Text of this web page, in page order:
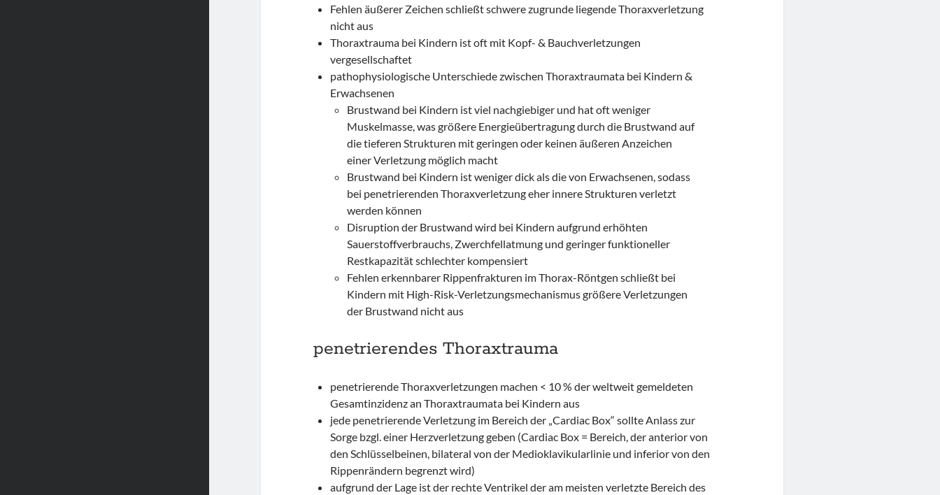
Fehlen äußerer Zeichen schließt schwere zugrunde liegende Thoraxverletzung
nicht aus
Thoraxtrauma bei Kindern ist oft mit Kopf- & Bauchverletzungen
vergesellschaftet
pathophysiologische Unterschiede zwischen Thoraxtraumata bei Kindern &
Erwachsenen
Brustwand bei Kindern ist viel nachgiebiger und hat oft weniger
Muskelmasse, was größere Energieübertragung durch die Brustwand auf
die tieferen Strukturen mit geringen oder keinen äußeren Anzeichen
einer Verletzung möglich macht
Brustwand bei Kindern ist weniger dick als die von Erwachsenen, sodass
bei penetrierenden Thoraxverletzung eher innere Strukturen verletzt
werden können
Disruption der Brustwand wird bei Kindern aufgrund erhöhten
Sauerstoffverbrauchs, Zwerchfellatmung und geringer funktioneller
Restkapazität schlechter kompensiert
Fehlen erkennbarer Rippenfrakturen im Thorax-Röntgen schließt bei
Kindern mit High-Risk-Verletzungsmechanismus größere Verletzungen
der Brustwand nicht aus
penetrierendes Thoraxtrauma
penetrierende Thoraxverletzungen machen < 10 % der weltweit gemeldeten
Gesamtinzidenz an Thoraxtraumata bei Kindern aus
jede penetrierende Verletzung im Bereich der „Cardiac Box“ sollte Anlass zur
Sorge bzgl. einer Herzverletzung geben (Cardiac Box = Bereich, der anterior von
den Schlüsselbeinen, bilateral von der Medioklavikularlinie und inferior von den
Rippenrändern begrenzt wird)
aufgrund der Lage ist der rechte Ventrikel der am meisten verletzte Bereich des